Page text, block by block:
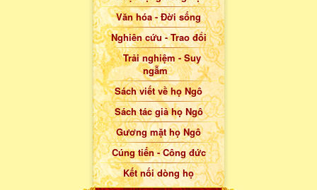
Văn hóa - Đời sống
Nghiên cứu - Trao đổi
Trải nghiệm - Suy
ngẫm
Sách viết về họ Ngô
Sách tác giả họ Ngô
Gương mặt họ Ngô
Cúng tiến - Công đức
Kết nối dòng họ